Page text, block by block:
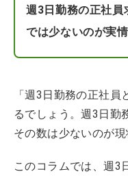
週3日勤務の正社員
では少ないのが実情
「週3日勤務の正社
るでしょう。週3日勤
その数は少ないのが現
このコラムでは、週3